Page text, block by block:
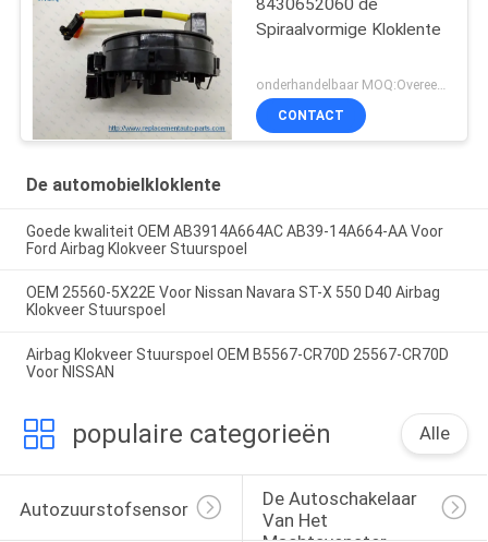
8430652060 de
Spiraalvormige Kloklente
CONTACT
De automobielkloklente
Goede kwaliteit OEM AB3914A664AC AB39-14A664-AA Voor
Ford Airbag Klokveer Stuurspoel
OEM 25560-5X22E Voor Nissan Navara ST-X 550 D40 Airbag
Klokveer Stuurspoel
Airbag Klokveer Stuurspoel OEM B5567-CR70D 25567-CR70D
Voor NISSAN
populaire categorieën Alle
Autozuurstofsensor
De Autoschakelaar
Van Het